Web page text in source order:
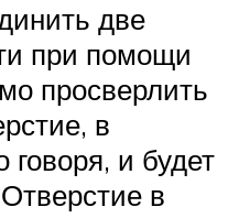
две
при помощи
просверлить
в
говоря, и будет
в